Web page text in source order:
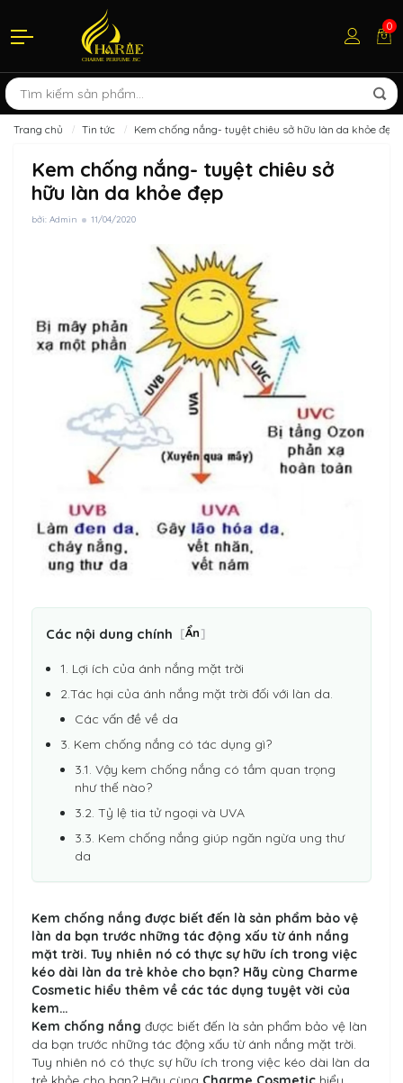
0
Trang chủ Tin tức Kem chống nắng- tuyệt chiêu sở hữu làn da khỏe đẹp
Kem chống nắng- tuyệt chiêu sở
hữu làn da khỏe đẹp
bởi: Admin 11/04/2020
Các nội dung chính [Ẩn]
1. Lợi ích của ánh nắng mặt trời
2.Tác hại của ánh nắng mặt trời đối với làn da.
Các vấn đề về da
3. Kem chống nắng có tác dụng gì?
3.1. Vậy kem chống nắng có tầm quan trọng
như thế nào?
3.2. Tỷ lệ tia tử ngoại và UVA
3.3. Kem chống nắng giúp ngăn ngừa ung thư
da
Kem chống nắng được biết đến là sản phẩm bảo vệ
làn da bạn trước những tác động xấu từ ánh nắng
mặt trời. Tuy nhiên nó có thực sự hữu ích trong việc
kéo dài làn da trẻ khỏe cho bạn? Hãy cùng Charme
Cosmetic hiểu thêm về các tác dụng tuyệt vời của
kem…
Kem chống nắng được biết đến là sản phẩm bảo vệ làn
da bạn trước những tác động xấu từ ánh nắng mặt trời.
Tuy nhiên nó có thực sự hữu ích trong việc kéo dài làn da